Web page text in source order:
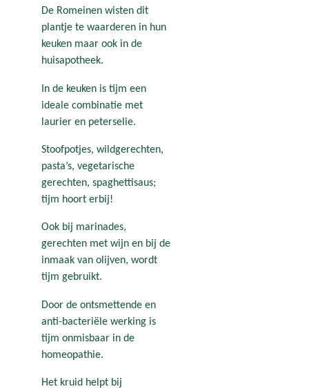
De Romeinen wisten dit
plantje te waarderen in hun
keuken maar ook in de
huisapotheek.
In de keuken is tijm een
ideale combinatie met
laurier en peterselie.
Stoofpotjes, wildgerechten,
pasta’s, vegetarische
gerechten, spaghettisaus;
tijm hoort erbij!
Ook bij marinades,
gerechten met wijn en bij de
inmaak van olijven, wordt
tijm gebruikt.
Door de ontsmettende en
anti-bacteriële werking is
tijm onmisbaar in de
homeopathie.
Het kruid helpt bij